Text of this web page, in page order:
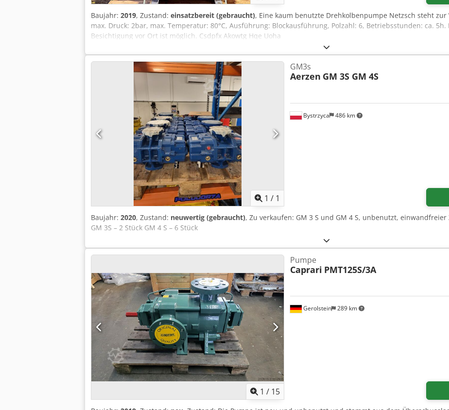
Baujahr: 2019, Zustand: einsatzbereit (gebraucht), Eine kaum benutzte Drehkolbenpumpe Netzsch steht zur
max. Druck: 2bar, max. Temperatur: 80°C, Ausführung: Blockausführung, Polzahl: 6, Betriebsstunden: ca.
Besichtigung vor Ort ist möglich. Csdpfx Akowtg Hqe Uoha
1 / 1
Bystrzyca 486 km
GM3s
Aerzen GM 3S GM 4S
Baujahr: 2020, Zustand: neuwertig (gebraucht), Zu verkaufen: GM 3 S und GM 4 S, unbenutzt,
GM 3S – 2 Stück GM 4 S – 6 Stück
1 / 15
Gerolstein 289 km
Pumpe
Caprari PMT125S/3A